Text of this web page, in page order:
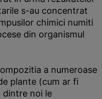
s-au concentrat
chimici numiti
din organismul
a numeroase
plante (cum ar fi
dintre noi le